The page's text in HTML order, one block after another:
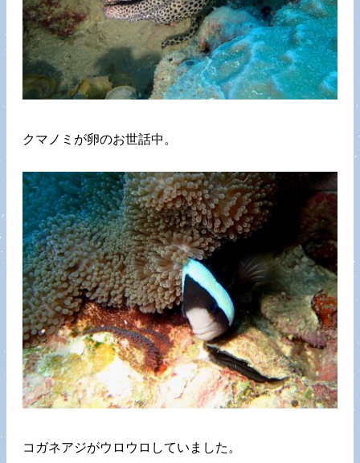
クマノミが卵のお世話中。
コガネアジがウロウロしていました。